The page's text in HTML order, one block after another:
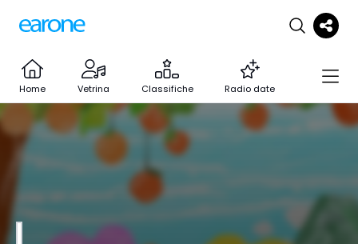
Home Vetrina Classifiche Radio date